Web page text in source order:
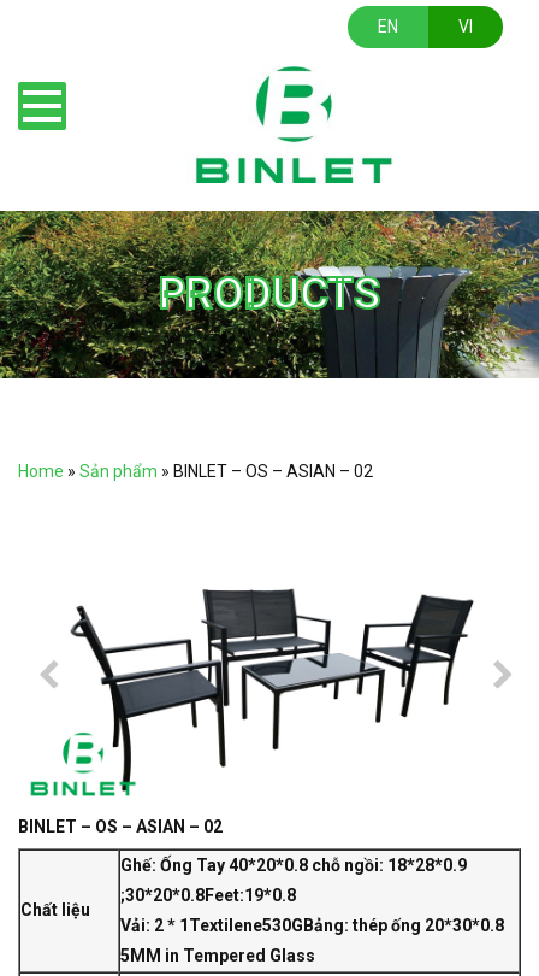
EN VI
PRODUCTS
Home » Sản phẩm » BINLET – OS – ASIAN – 02
BINLET – OS – ASIAN – 02
Chất liệu
Ghế: Ống Tay 40*20*0.8 chỗ ngồi: 18*28*0.9
;30*20*0.8Feet:19*0.8
Vải: 2 * 1Textilene530G Bảng: thép ống 20*30*0.8
5MM in Tempered Glass